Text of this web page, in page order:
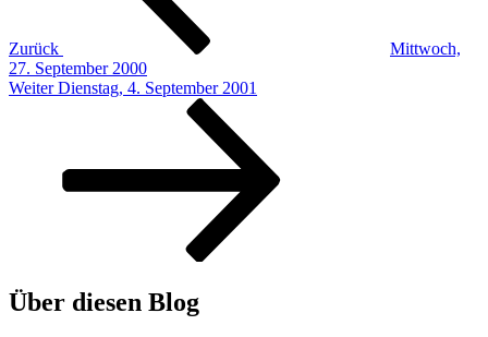
Zurück
Mittwoch,
27. September 2000
Nächster
Weiter Dienstag, 4. September 2001
Über diesen Blog